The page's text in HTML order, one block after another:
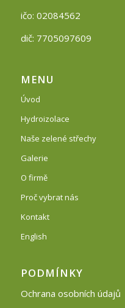
ičo: 02084562
dič: 7705097609
MENU
Úvod
Hydroizolace
Naše zelené střechy
Galerie
O firmě
Proč vybrat nás
Kontakt
English
PODMÍNKY
Ochrana osobních údajů